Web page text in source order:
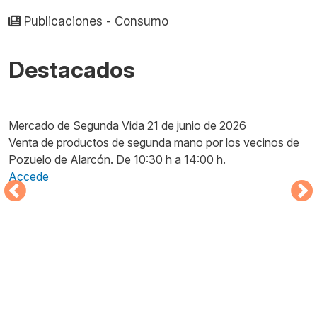
Publicaciones - Consumo
Destacados
Mercado de Segunda Vida 21 de junio de 2026
Venta de productos de segunda mano por los vecinos de
Pozuelo de Alarcón. De 10:30 h a 14:00 h.
Accede